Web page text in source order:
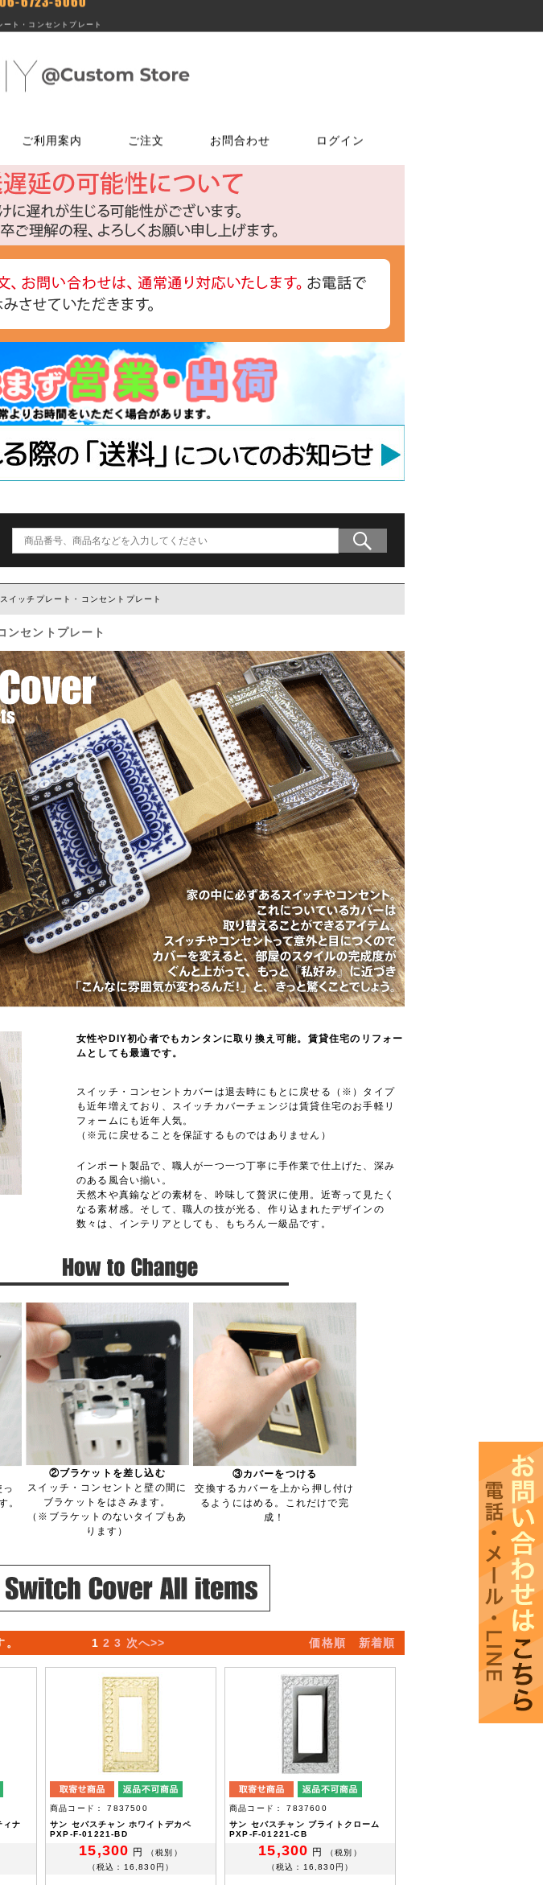
コンセントプレート
ッションフロア
グッズ
ーフックス)
工具・道具
ローラー・ハケ
マスカー
反射・蓄光・フェルトテープ
接着剤
ゴムロープ・ゴムバンド
ビス・サブパーツ
ソーホースブラケット
テーブル脚
石膏ボード用アンカー
棚柱
キャスター
コンクリート等用アンカー
1×4、2×4の木材専用連結金具
かんたんあんしん珪藻土
去シート
床に使う
貼ってはがせるクッションフロア
フローリング補修グッズ
ジョイントロック
水回りに使う
特選商品
アルコールチェッカー
ご利用案内 ご注文
ちら
メールでのご注文はこちら
お問合わせ
文
ー
00
LINEでお問合せは
こちらから友達追加
ログイン
イッチプレート・コンセントプレート
ンセントプレート
女性やDIY初心者でもカンタンに取り換え可能。賃貸住宅のリフォー
ムとしても最適です。
スイッチ・コンセントカバーは退去時にもとに戻せる（※）タイプ
も近年増えており、スイッチカバーチェンジは賃貸住宅のお手軽リ
フォームにも近年人気。
（※元に戻せることを保証するものではありません）
インポート製品で、職人が一つ一つ丁寧に手作業で仕上げた、深み
のある風合い揃い。
天然木や真鍮などの素材を、吟味して贅沢に使用。近寄って見たく
なる素材感。そして、職人の技が光る、作り込まれたデザインの
数々は、インテリアとしても、もちろん一級品です。
。
②ブラケットを差し込む
スイッチ・コンセントと壁の間に
ブラケットをはさみます。
（※ブラケットのないタイプもあ
ります）
③カバーをつける
交換するカバーを上から押し付け
るようにはめる。これだけで完
成！
1 2 3 次へ>> 価格順 新着順
ィナ
商品コード： 7837500
サン セバスチャン ホワイトデカペ
PXP-F-01221-BD
15,300 円
（税別）
（税込：16,830円）
商品コード： 7837600
サン セバスチャン ブライトクローム
PXP-F-01221-CB
15,300 円
（税別）
（税込：16,830円）